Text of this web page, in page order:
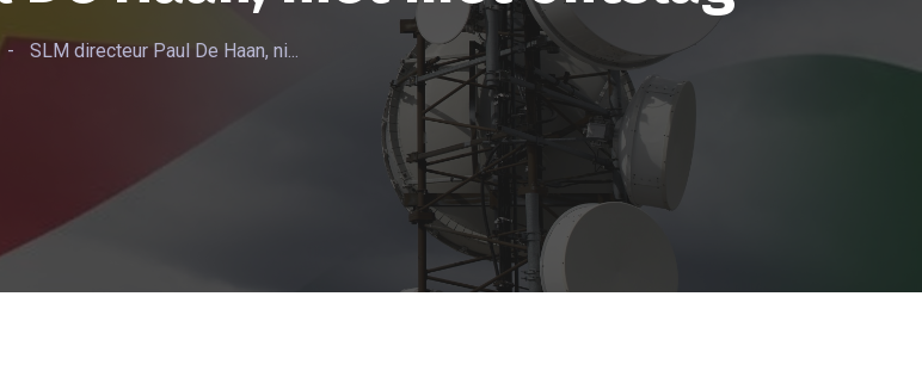
- SLM directeur Paul De Haan, ni...